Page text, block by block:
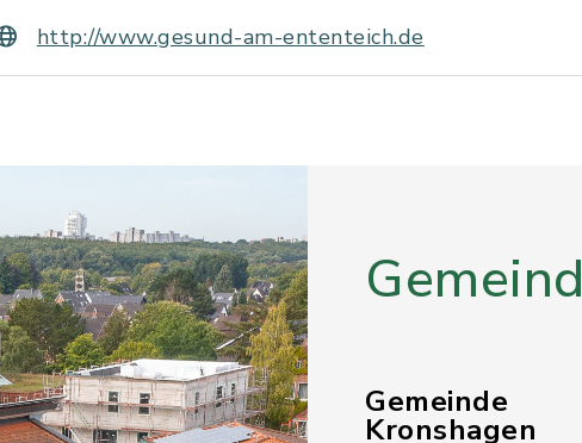
http://www.gesund-am-ententeich.de
Gemeinde
Kronshagen